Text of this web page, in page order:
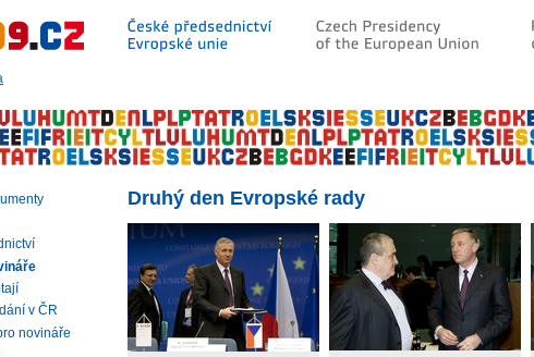
Druhý den Evropské rady
v ČR
novináře